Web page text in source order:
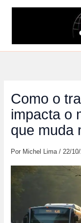
conteúdo
Como o
impacta o
que muda
Por Michel Lima/22/